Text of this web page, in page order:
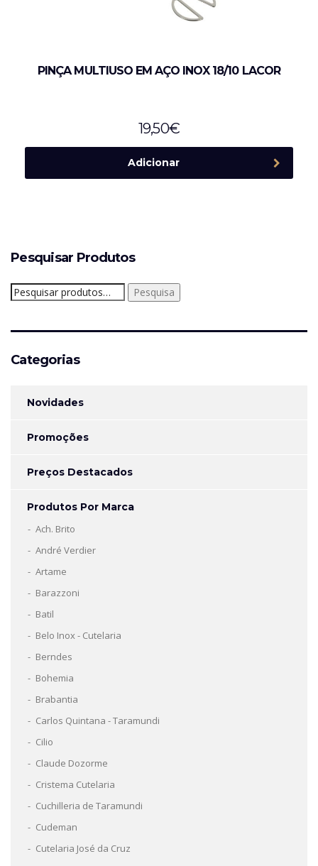
PINÇA MULTIUSO EM AÇO INOX 18/10 LACOR
19,50€
Adicionar
Pesquisar Produtos
Pesquisar
por:
Pesquisa
Categorias
Novidades
Promoções
Preços Destacados
Produtos Por Marca
Ach. Brito
André Verdier
Artame
Barazzoni
Batil
Belo Inox - Cutelaria
Berndes
Bohemia
Brabantia
Carlos Quintana - Taramundi
Cilio
Claude Dozorme
Cristema Cutelaria
Cuchilleria de Taramundi
Cudeman
Cutelaria José da Cruz